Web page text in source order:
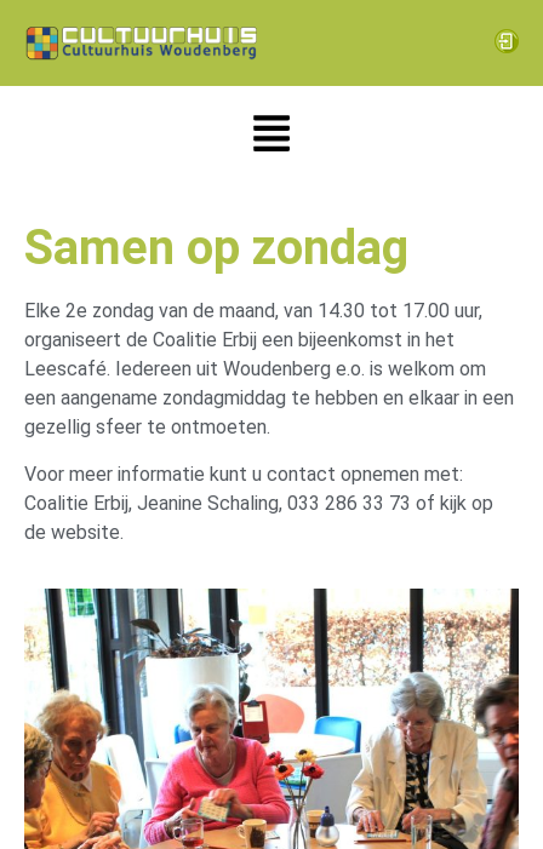
Samen op zondag
Elke 2e zondag van de maand, van 14.30 tot 17.00 uur,
organiseert de Coalitie Erbij een bijeenkomst in het
Leescafé. Iedereen uit Woudenberg e.o. is welkom om
een aangename zondagmiddag te hebben en elkaar in een
gezellig sfeer te ontmoeten.
Voor meer informatie kunt u contact opnemen met:
Coalitie Erbij, Jeanine Schaling, 033 286 33 73 of kijk op
de website.